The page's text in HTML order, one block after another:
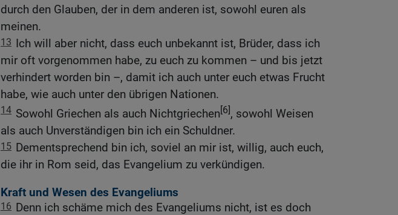
durch den Glauben, der in dem anderen ist, sowohl euren als
meinen.
13 Ich will aber nicht, dass euch unbekannt ist, Brüder, dass ich
mir oft vorgenommen habe, zu euch zu kommen – und bis jetzt
verhindert worden bin –, damit ich auch unter euch etwas Frucht
habe, wie auch unter den übrigen Nationen.
14 Sowohl Griechen als auch Nichtgriechen[6], sowohl Weisen
als auch Unverständigen bin ich ein Schuldner.
15 Dementsprechend bin ich, soviel an mir ist, willig, auch euch,
die ihr in Rom seid, das Evangelium zu verkündigen.
Kraft und Wesen des Evangeliums
16 Denn ich schäme mich des Evangeliums nicht, ist es doch